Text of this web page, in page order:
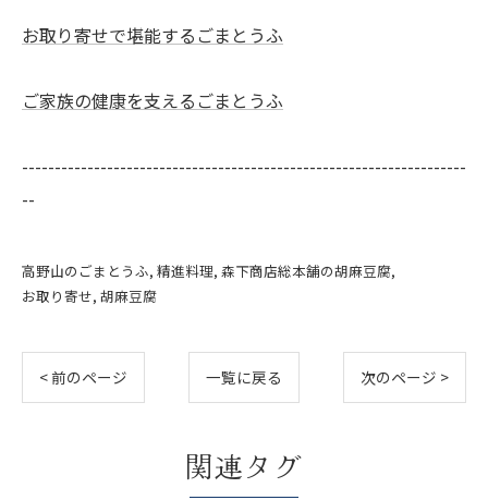
お取り寄せで堪能するごまとうふ
ご家族の健康を支えるごまとうふ
--------------------------------------------------------------------
--
高野山のごまとうふ 精進料理 森下商店総本舗の胡麻豆腐
お取り寄せ 胡麻豆腐
< 前のページ 一覧に戻る 次のページ >
関連タグ